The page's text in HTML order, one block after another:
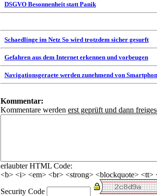
DSGVO Besonnenheit statt Panik
Schaedlinge im Netz So wird trotzdem sicher gesurft
Gefahren aus dem Internet erkennen und vorbeugen
Navigationsgeraete werden zunehmend von
Kommentar:
Kommentare werden erst geprüft und dann
erlaubter HTML Code:
<b> <i> <em> <br> <strong> <blockquote>
Security Code